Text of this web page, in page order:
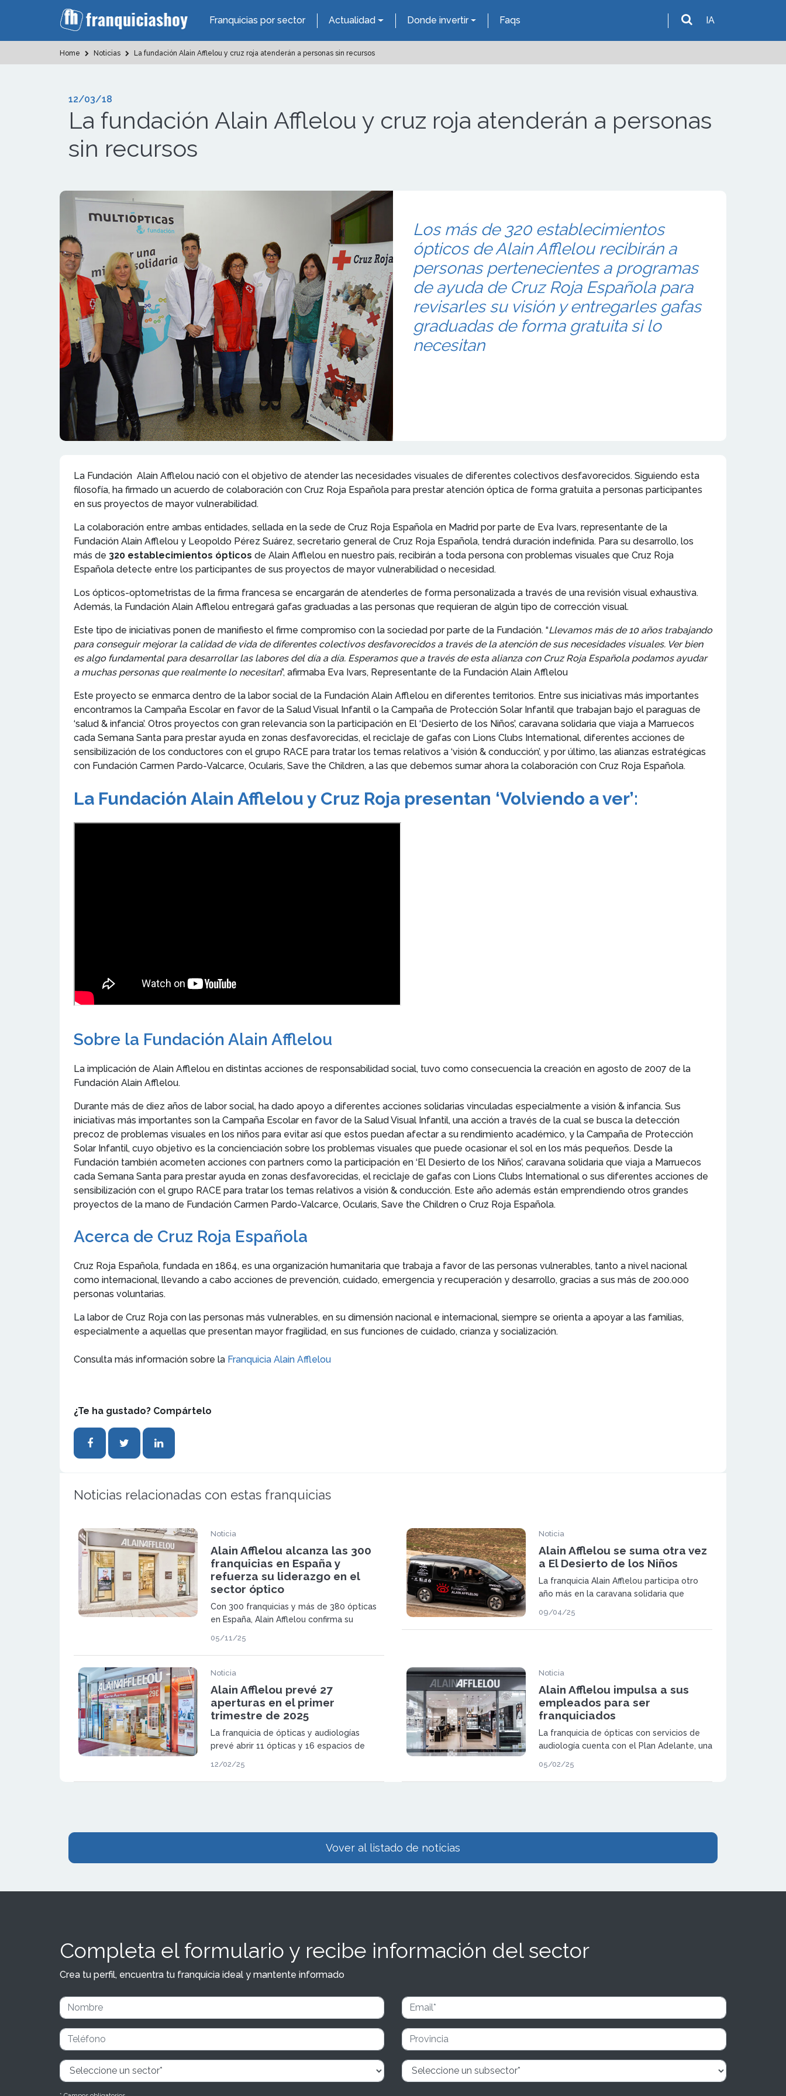
Franquicias por sector Actualidad Donde invertir Faqs IA
Home Noticias La fundación Alain Afflelou y cruz roja atenderán a personas sin recursos
12/03/18
La fundación Alain Afflelou y cruz roja atenderán a personas
sin recursos
Los más de 320 establecimientos
ópticos de Alain Afflelou recibirán a
personas pertenecientes a programas
de ayuda de Cruz Roja Española para
revisarles su visión y entregarles gafas
graduadas de forma gratuita si lo
necesitan
La Fundación Alain Afflelou nació con el objetivo de atender las necesidades visuales de diferentes colectivos desfavorecidos. Siguiendo esta
filosofía, ha firmado un acuerdo de colaboración con Cruz Roja Española para prestar atención óptica de forma gratuita a personas participantes
en sus proyectos de mayor vulnerabilidad.
La colaboración entre ambas entidades, sellada en la sede de Cruz Roja Española en Madrid por parte de Eva Ivars, representante de la
Fundación Alain Afflelou y Leopoldo Pérez Suárez, secretario general de Cruz Roja Española, tendrá duración indefinida. Para su desarrollo, los
más de 320 establecimientos ópticos de Alain Afflelou en nuestro país, recibirán a toda persona con problemas visuales que Cruz Roja
Española detecte entre los participantes de sus proyectos de mayor vulnerabilidad o necesidad.
Los ópticos-optometristas de la firma francesa se encargarán de atenderles de forma personalizada a través de una revisión visual exhaustiva.
Además, la Fundación Alain Afflelou entregará gafas graduadas a las personas que requieran de algún tipo de corrección visual.
Este tipo de iniciativas ponen de manifiesto el firme compromiso con la sociedad por parte de la Fundación. “Llevamos más de 10 años trabajando
para conseguir mejorar la calidad de vida de diferentes colectivos desfavorecidos a través de la atención de sus necesidades visuales. Ver bien
es algo fundamental para desarrollar las labores del día a día. Esperamos que a través de esta alianza con Cruz Roja Española podamos ayudar
a muchas personas que realmente lo necesitan”, afirmaba Eva Ivars, Representante de la Fundación Alain Afflelou
Este proyecto se enmarca dentro de la labor social de la Fundación Alain Afflelou en diferentes territorios. Entre sus iniciativas más importantes
encontramos la Campaña Escolar en favor de la Salud Visual Infantil o la Campaña de Protección Solar Infantil que trabajan bajo el paraguas de
‘salud & infancia’. Otros proyectos con gran relevancia son la participación en El ‘Desierto de los Niños’, caravana solidaria que viaja a Marruecos
cada Semana Santa para prestar ayuda en zonas desfavorecidas, el reciclaje de gafas con Lions Clubs International, diferentes acciones de
sensibilización de los conductores con el grupo RACE para tratar los temas relativos a ‘visión & conducción’, y por último, las alianzas estratégicas
con Fundación Carmen Pardo-Valcarce, Ocularis, Save the Children, a las que debemos sumar ahora la colaboración con Cruz Roja Española.
La Fundación Alain Afflelou y Cruz Roja presentan ‘Volviendo a ver’:
Sobre la Fundación Alain Afflelou
La implicación de Alain Afflelou en distintas acciones de responsabilidad social, tuvo como consecuencia la creación en agosto de 2007 de la
Fundación Alain Afflelou.
Durante más de diez años de labor social, ha dado apoyo a diferentes acciones solidarias vinculadas especialmente a visión & infancia. Sus
iniciativas más importantes son la Campaña Escolar en favor de la Salud Visual Infantil, una acción a través de la cual se busca la detección
precoz de problemas visuales en los niños para evitar así que estos puedan afectar a su rendimiento académico, y la Campaña de Protección
Solar Infantil, cuyo objetivo es la concienciación sobre los problemas visuales que puede ocasionar el sol en los más pequeños. Desde la
Fundación también acometen acciones con partners como la participación en ‘El Desierto de los Niños’, caravana solidaria que viaja a Marruecos
cada Semana Santa para prestar ayuda en zonas desfavorecidas, el reciclaje de gafas con Lions Clubs International o sus diferentes acciones de
sensibilización con el grupo RACE para tratar los temas relativos a visión & conducción. Este año además están emprendiendo otros grandes
proyectos de la mano de Fundación Carmen Pardo-Valcarce, Ocularis, Save the Children o Cruz Roja Española.
Acerca de Cruz Roja Española
Cruz Roja Española, fundada en 1864, es una organización humanitaria que trabaja a favor de las personas vulnerables, tanto a nivel nacional
como internacional, llevando a cabo acciones de prevención, cuidado, emergencia y recuperación y desarrollo, gracias a sus más de 200.000
personas voluntarias.
La labor de Cruz Roja con las personas más vulnerables, en su dimensión nacional e internacional, siempre se orienta a apoyar a las familias,
especialmente a aquellas que presentan mayor fragilidad, en sus funciones de cuidado, crianza y socialización.
Consulta más información sobre la Franquicia Alain Afflelou
¿Te ha gustado? Compártelo
Noticias relacionadas con estas franquicias
Noticia
Alain Afflelou alcanza las 300
franquicias en España y
refuerza su liderazgo en el
sector óptico
Con 300 franquicias y más de 380 ópticas
en España, Alain Afflelou confirma su
referencia en salud visual y auditiva.
05/11/25
Noticia
Alain Afflelou se suma otra vez
a El Desierto de los Niños
La franquicia Alain Afflelou participa otro
año más en la caravana solidaria que
realizando revisiones visuales y donando
gafas a familias que habitan en el Sáhara
09/04/25
Noticia
Alain Afflelou prevé 27
aperturas en el primer
trimestre de 2025
La franquicia de ópticas y audiologías
prevé abrir 11 ópticas y 16 espacios de
2024 con 8 aperturas de ópticas y 44 de
audiologías
12/02/25
Noticia
Alain Afflelou impulsa a sus
empleados para ser
franquiciados
La franquicia de ópticas con servicios de
audiología cuenta con el Plan Adelante, una
franquiciados, pero también a terceos del
sector
05/02/25
Vover al listado de noticias
Completa el formulario y recibe información del sector
Crea tu perfil, encuentra tu franquicia ideal y mantente informado